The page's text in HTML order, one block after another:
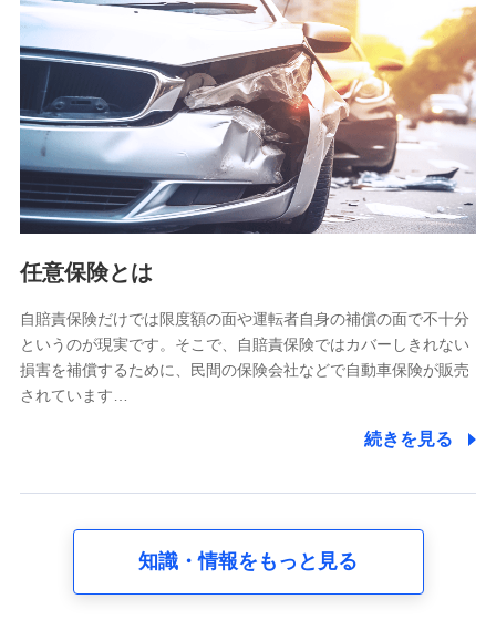
【共同して利用される利用データの項目】
当社又は株式会社NTTドコモがサービス提供等を通じて取得
した、以下の情報などの個人データ
基本情報
氏名、電話番号、メールアドレス、お客さまの識別子、
属性、連絡先、dポイントサービスのご利用に関する情
報。例として、dポイントカード番号、性別、年齢、家族
構成、住所、dポイント残高、dポイント利用履歴などが
含まれます。
当社又は株式会社NTTドコモが提供する各種サービスな
又は株式会社NTTドコモが提供する各種サービスのご契
約状態・ご利用履歴インターネット利用時の行動に関す
る情報、アプリケーション利用時の行動に関する情報、
購入されたサービスや商品の名称・購入場所・決済に関
する情報、アンケートの回答に関する情報などが含まれ
の内容、保険料、保険料のお支払方法、車のメーカーや
走行距離などの情報、建物の構造や築年数などの情報、
任意保険とは
自賠責保険だけでは限度額の面や運転者自身の補償の面で不十分
というのが現実です。そこで、自賠責保険ではカバーしきれない
損害を補償するために、民間の保険会社などで自動車保険が販売
されています…
続きを見る
知識・情報をもっと見る